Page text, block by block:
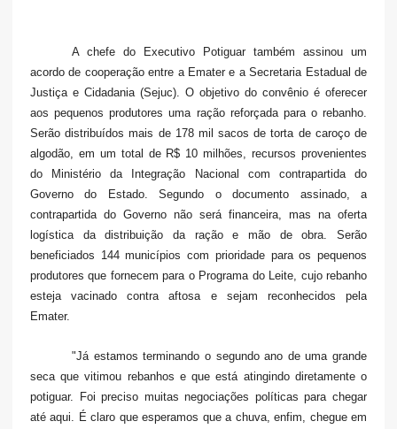
A chefe do Executivo Potiguar também assinou um
acordo de cooperação entre a Emater e a Secretaria Estadual de
Justiça e Cidadania (Sejuc). O objetivo do convênio é oferecer
aos pequenos produtores uma ração reforçada para o rebanho.
Serão distribuídos mais de 178 mil sacos de torta de caroço de
algodão, em um total de R$ 10 milhões, recursos provenientes
do Ministério da Integração Nacional com contrapartida do
Governo do Estado. Segundo o documento assinado, a
contrapartida do Governo não será financeira, mas na oferta
logística da distribuição da ração e mão de obra. Serão
beneficiados 144 municípios com prioridade para os pequenos
produtores que fornecem para o Programa do Leite, cujo rebanho
esteja vacinado contra aftosa e sejam reconhecidos pela
Emater.
"Já estamos terminando o segundo ano de uma grande
seca que vitimou rebanhos e que está atingindo diretamente o
potiguar. Foi preciso muitas negociações políticas para chegar
até aqui. É claro que esperamos que a chuva, enfim, chegue em